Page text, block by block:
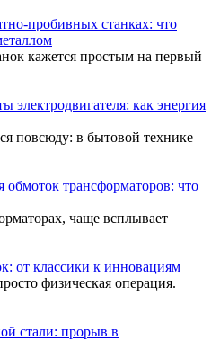
пробивных станках: что
кажется простым на первый
электродвигателя: как энергия
повсюду: в бытовой технике
трансформаторов: что
чаще всплывает
от классики к инновациям
физическая операция.
стали: прорыв в